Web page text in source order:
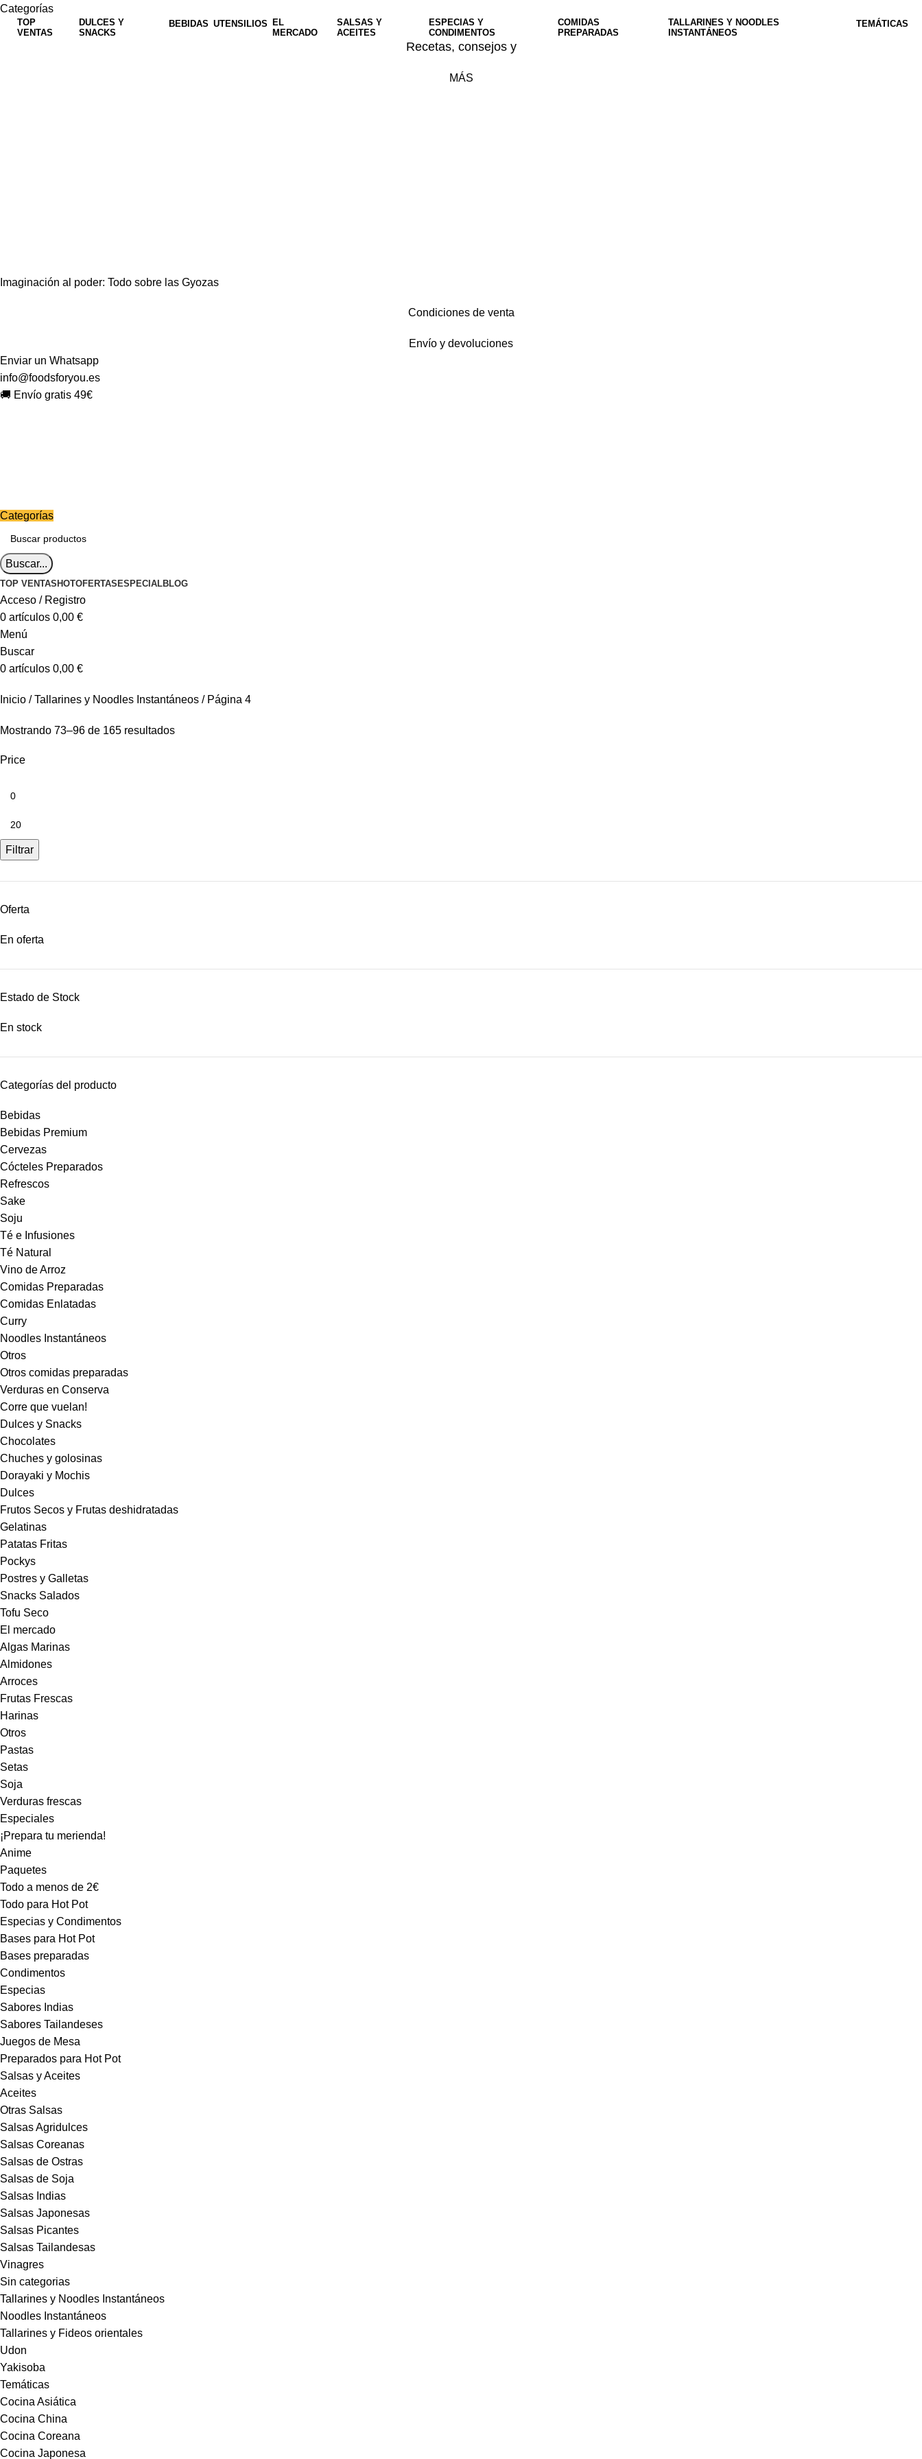
Categorías
TOP
VENTAS
DULCES Y
SNACKS
BEBIDAS UTENSILIOS
EL
MERCADO
SALSAS Y
ACEITES
ESPECIAS Y
CONDIMENTOS
COMIDAS
PREPARADAS
TALLARINES Y NOODLES
INSTANTÁNEOS
TEMÁTICAS
Recetas, consejos y
MÁS
Imaginación al poder: Todo sobre las Gyozas
Condiciones de venta
Envío y devoluciones
Enviar un Whatsapp
info@foodsforyou.es
🚚 Envío gratis 49€
Categorías
Buscar...
TOP VENTAS HOTOFERTAS ESPECIALBLOG
Acceso / Registro
0 artículos 0,00 €
Menú
Buscar
0 artículos 0,00 €
Inicio Tallarines y Noodles Instantáneos Página 4
Mostrando 73–96 de 165 resultados
Price
Filtrar
Oferta
En oferta
Estado de Stock
En stock
Categorías del producto
Bebidas
Bebidas Premium
Cervezas
Cócteles Preparados
Refrescos
Sake
Soju
Té e Infusiones
Té Natural
Vino de Arroz
Comidas Preparadas
Comidas Enlatadas
Curry
Noodles Instantáneos
Otros
Otros comidas preparadas
Verduras en Conserva
Corre que vuelan!
Dulces y Snacks
Chocolates
Chuches y golosinas
Dorayaki y Mochis
Dulces
Frutos Secos y Frutas deshidratadas
Gelatinas
Patatas Fritas
Pockys
Postres y Galletas
Snacks Salados
Tofu Seco
El mercado
Algas Marinas
Almidones
Arroces
Frutas Frescas
Harinas
Otros
Pastas
Setas
Soja
Verduras frescas
Especiales
¡Prepara tu merienda!
Anime
Paquetes
Todo a menos de 2€
Todo para Hot Pot
Especias y Condimentos
Bases para Hot Pot
Bases preparadas
Condimentos
Especias
Sabores Indias
Sabores Tailandeses
Juegos de Mesa
Preparados para Hot Pot
Salsas y Aceites
Aceites
Otras Salsas
Salsas Agridulces
Salsas Coreanas
Salsas de Ostras
Salsas de Soja
Salsas Indias
Salsas Japonesas
Salsas Picantes
Salsas Tailandesas
Vinagres
Sin categorias
Tallarines y Noodles Instantáneos
Noodles Instantáneos
Tallarines y Fideos orientales
Udon
Yakisoba
Temáticas
Cocina Asiática
Cocina China
Cocina Coreana
Cocina Japonesa